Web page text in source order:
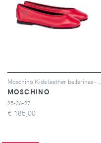
MOSCHINO
25-26-27
€ 185,00